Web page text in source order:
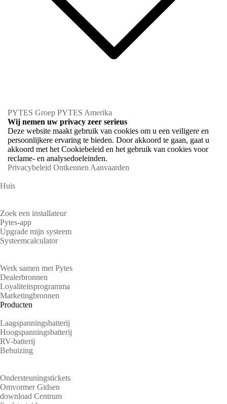
PYTES Groep PYTES Amerika
Wij nemen uw privacy zeer serieus
Deze website maakt gebruik van cookies om u een veiligere en
persoonlijkere ervaring te bieden. Door akkoord te gaan, gaat u
akkoord met het Cookiebeleid en het gebruik van cookies voor
reclame- en analysedoeleinden.
Privacybeleid Ontkennen Aanvaarden
Huis
Zoek een installateur
Pytes-app
Upgrade mijn systeem
Systeemcalculator
Werk samen met Pytes
Dealerbronnen
Loyaliteitsprogramma
Marketingbronnen
Producten
Laagspanningsbatterij
Hoogspanningsbatterij
RV-batterij
Behuizing
Ondersteuningstickets
Omvormer Gidsen
download Centrum